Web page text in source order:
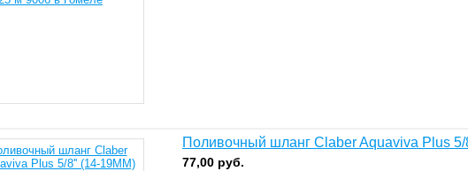
Поливочный шланг Claber Aquaviva Plus
77,00 руб.